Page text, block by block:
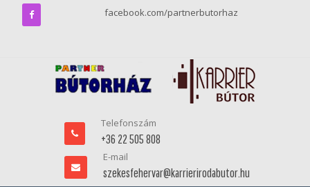
facebook.com/partnerbutorhaz
Telefonszám
+36 22 505 808
E-mail
szekesfehervar@karrierirodabutor.hu